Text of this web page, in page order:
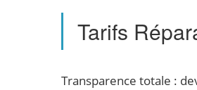
Tarifs
Transparence totale :